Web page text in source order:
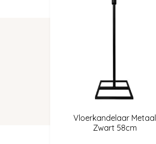
Vloerkandelaar Metaal
Zwart 58cm